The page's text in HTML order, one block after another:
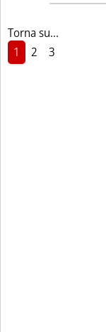
Torna su...
1
2 3